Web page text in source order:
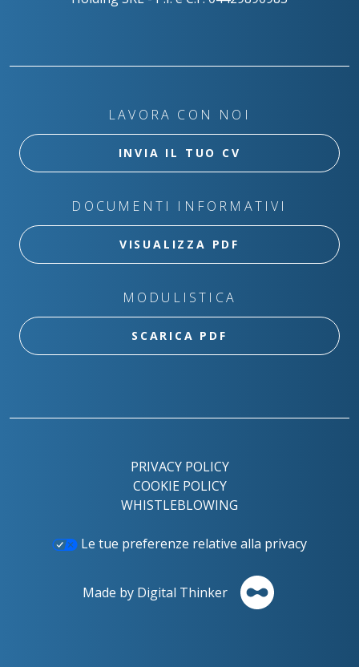
LAVORA CON NOI
INVIA IL TUO CV
DOCUMENTI INFORMATIVI
VISUALIZZA PDF
MODULISTICA
SCARICA PDF
PRIVACY POLICY
COOKIE POLICY
WHISTLEBLOWING
Le tue preferenze relative alla privacy
Made by Digital Thinker